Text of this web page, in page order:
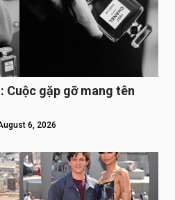
Cuộc gặp gỡ mang tên
6, 2026